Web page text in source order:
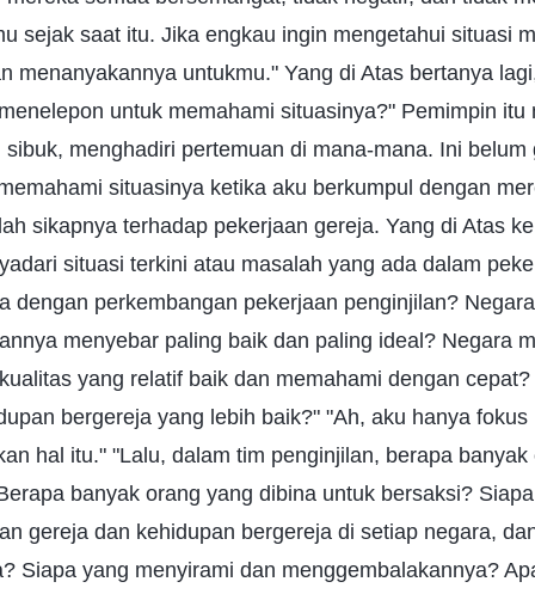
sejak saat itu. Jika engkau ingin mengetahui situasi
menanyakannya untukmu." Yang di Atas bertanya
untuk memahami situasinya?" Pemimpin itu
menghadiri pertemuan di mana-mana. Ini belum
situasinya ketika aku berkumpul dengan
sikapnya terhadap pekerjaan gereja. Yang di Atas
situasi terkini atau masalah yang ada dalam
dengan perkembangan pekerjaan penginjilan?
menyebar paling baik dan paling ideal? Negara
yang relatif baik dan memahami dengan
bergereja yang lebih baik?" "Ah, aku hanya
hal itu." "Lalu, dalam tim penginjilan, berapa banyak
banyak orang yang dibina untuk bersaksi?
gereja dan kehidupan bergereja di setiap negara,
Siapa yang menyirami dan menggembalakannya?